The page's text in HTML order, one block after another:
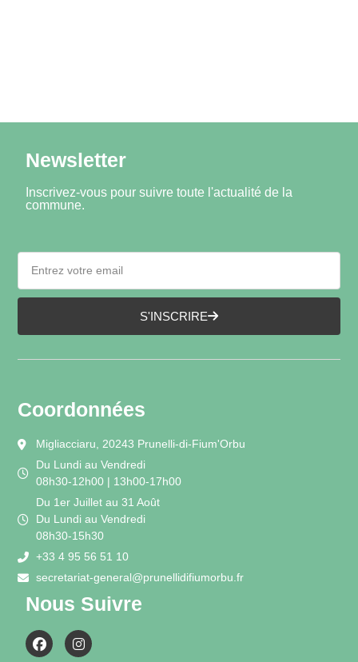
Newsletter
Inscrivez-vous pour suivre toute l'actualité de la
commune.
S'INSCRIRE
Coordonnées
Migliacciaru, 20243 Prunelli-di-Fium'Orbu
Du Lundi au Vendredi
08h30-12h00 | 13h00-17h00
Du 1er Juillet au 31 Août
Du Lundi au Vendredi
08h30-15h30
+33 4 95 56 51 10
secretariat-general@prunellidifiumorbu.fr
Nous Suivre